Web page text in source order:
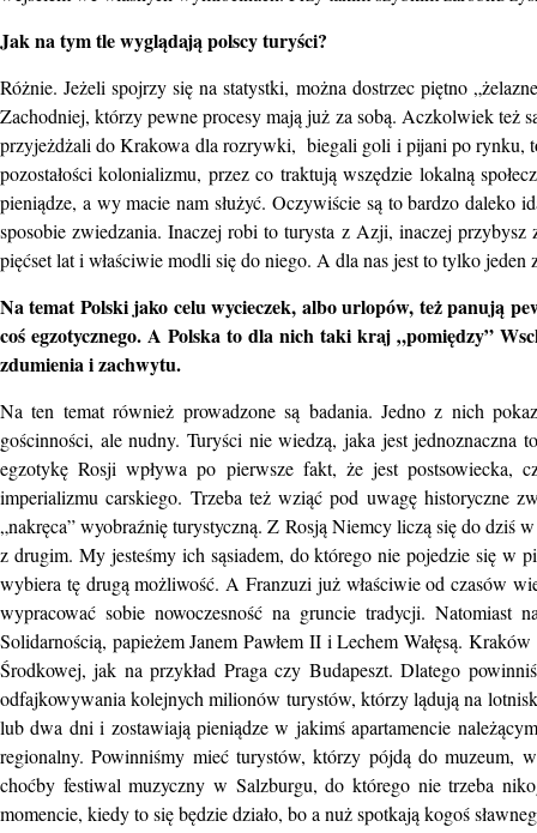
Jak na tym tle wyglądają polscy turyści?
Różnie. Jeżeli spojrzy się na statystki, można dostrzec piętno
Zachodniej, którzy pewne procesy mają już za sobą. Aczkolwiek też
przyjeżdżali do Krakowa dla rozrywki, biegali goli i pijani po rynku,
pozostałości kolonializmu, przez co traktują wszędzie lokalną
pieniądze, a wy macie nam służyć. Oczywiście są to bardzo daleko
sposobie zwiedzania. Inaczej robi to turysta z Azji, inaczej
pięćset lat i właściwie modli się do niego. A dla nas jest to tylko jeden
Na temat Polski jako celu wycieczek, albo urlopów, też panują
coś egzotycznego. A Polska to dla nich taki kraj „pomiędzy”
zdumienia i zachwytu.
Na ten temat również prowadzone są badania. Jedno z nich
gościnności, ale nudny. Turyści nie wiedzą, jaka jest jednoznaczna
egzotykę Rosji wpływa po pierwsze fakt, że jest postsowiecka,
imperializmu carskiego. Trzeba też wziąć pod uwagę historyczne
„nakręca” wyobraźnię turystyczną. Z Rosją Niemcy liczą się do dziś
z drugim. My jesteśmy ich sąsiadem, do którego nie pojedzie się w
wybiera tę drugą możliwość. A Franzuzi już właściwie od czasów
wypracować sobie nowoczesność na gruncie tradycji. Natomiast
Solidarnością, papieżem Janem Pawłem II i Lechem Wałęsą.
Środkowej, jak na przykład Praga czy Budapeszt. Dlatego
odfajkowywania kolejnych milionów turystów, którzy lądują na
lub dwa dni i zostawiają pieniądze w jakimś apartamencie
regionalny. Powinniśmy mieć turystów, którzy pójdą do muzeum,
choćby festiwal muzyczny w Salzburgu, do którego nie trzeba
momencie, kiedy to się będzie działo, bo a nuż spotkają kogoś